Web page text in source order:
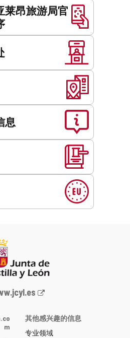
莱昂旅游局官
息
m
其他感兴趣的信息
专业领域